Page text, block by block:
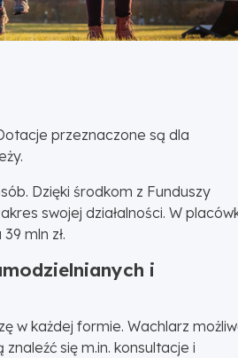
przeznaczone są dla
Dzięki środkom z Funduszy
swojej działalności. W
mln zł.
i
w każdej formie. Wachlarz
się m.in. konsultacje i